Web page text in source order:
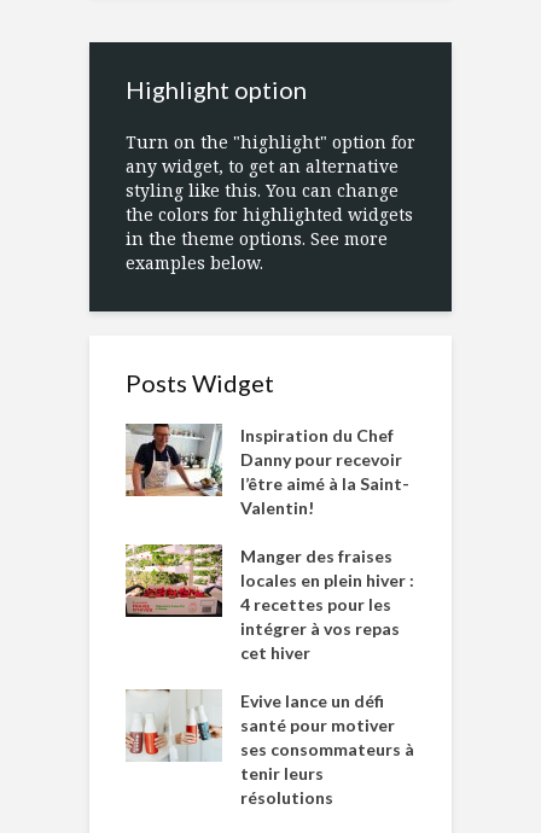
Highlight option
Turn on the "highlight" option for
any widget, to get an alternative
styling like this. You can change
the colors for highlighted widgets
in the theme options. See more
examples below.
Posts Widget
Inspiration du Chef
Danny pour recevoir
l’être aimé à la Saint-
Valentin!
Manger des fraises
locales en plein hiver :
4 recettes pour les
intégrer à vos repas
cet hiver
Evive lance un défi
santé pour motiver
ses consommateurs à
tenir leurs
résolutions